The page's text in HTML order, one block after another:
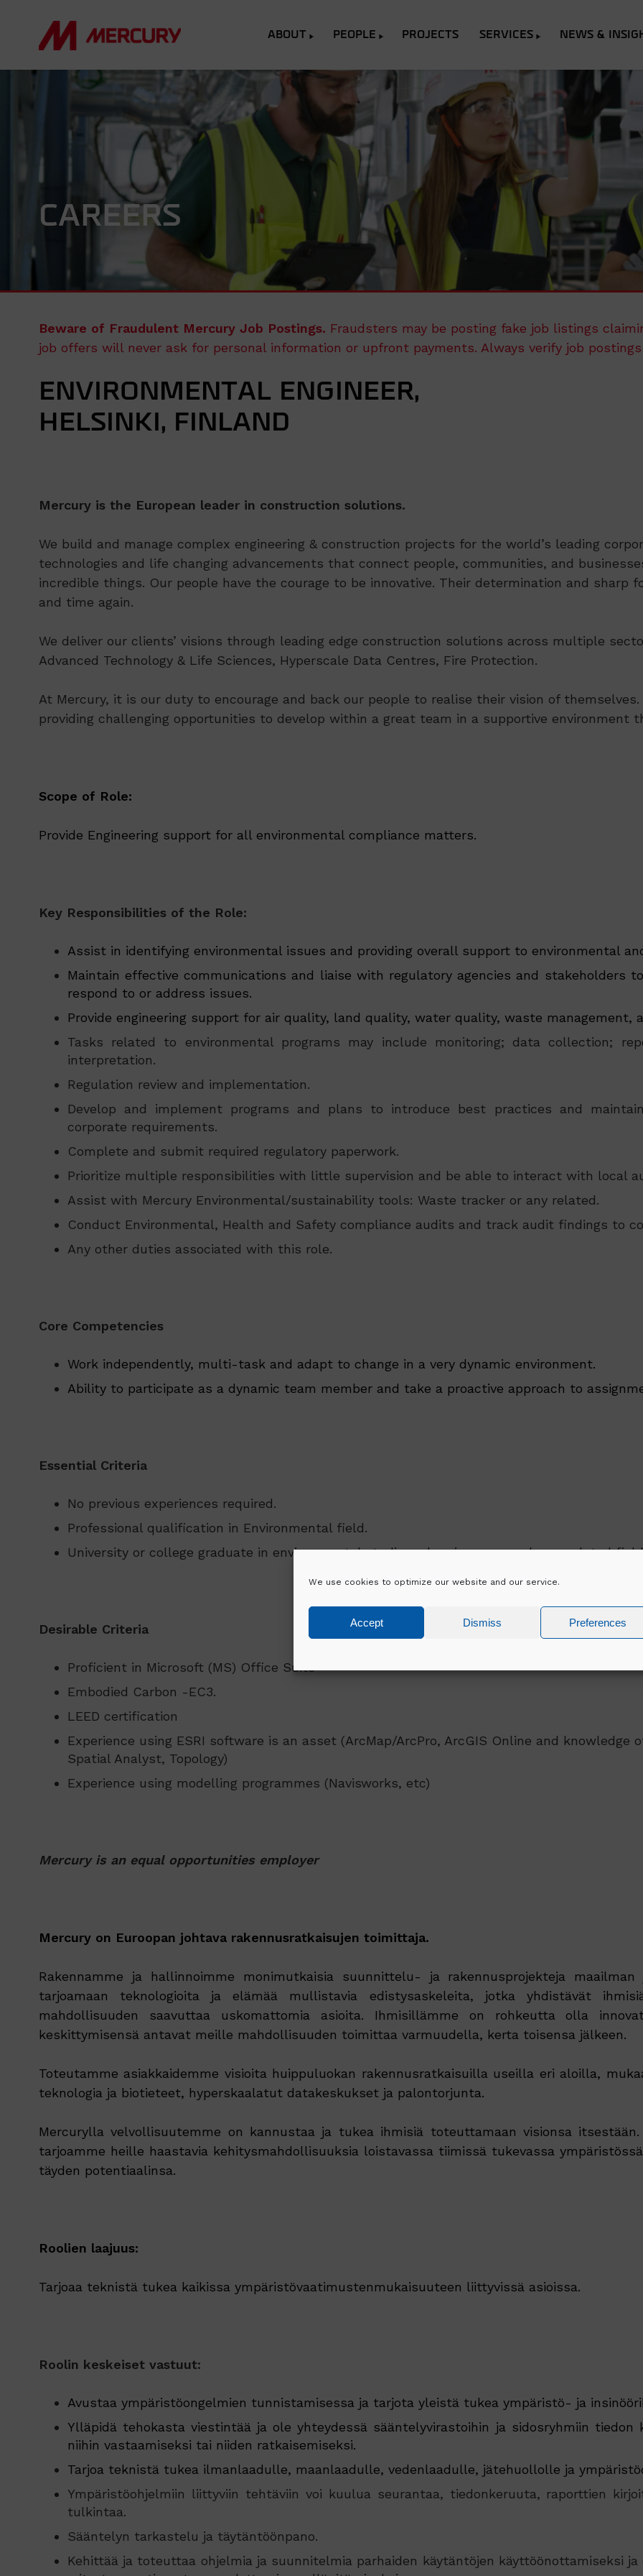
We use cookies to optimize our website and our service.
Accept Dismiss Preferences
ABOUT PEOPLE PROJECTS SERVICES NEWS &
CAREERS
Beware of Fraudulent Mercury Job Postings. Fraudsters may be posting fake job listings
job offers will never ask for personal information or upfront payments. Always verify job
ENVIRONMENTAL ENGINEER,
HELSINKI, FINLAND
Mercury is the European leader in construction solutions.
We build and manage complex engineering & construction projects for the world’s leading
technologies and life changing advancements that connect people, communities, and
incredible things. Our people have the courage to be innovative. Their determination and
and time again.
We deliver our clients’ visions through leading edge construction solutions across multiple
Advanced Technology & Life Sciences, Hyperscale Data Centres, Fire Protection.
At Mercury, it is our duty to encourage and back our people to realise their vision of
providing challenging opportunities to develop within a great team in a supportive
Scope of Role:
Provide Engineering support for all environmental compliance matters.
Key Responsibilities of the Role:
Assist in identifying environmental issues and providing overall support to environmental
Maintain effective communications and liaise with regulatory agencies and stakeholders
respond to or address issues.
Provide engineering support for air quality, land quality, water quality, waste management,
Tasks related to environmental programs may include monitoring; data collection;
interpretation.
Regulation review and implementation.
Develop and implement programs and plans to introduce best practices and
corporate requirements.
Complete and submit required regulatory paperwork.
Prioritize multiple responsibilities with little supervision and be able to interact with local
Assist with Mercury Environmental/sustainability tools: Waste tracker or any related.
Conduct Environmental, Health and Safety compliance audits and track audit findings to
Any other duties associated with this role.
Core Competencies
Work independently, multi-task and adapt to change in a very dynamic environment.
Ability to participate as a dynamic team member and take a proactive approach to
Essential Criteria
No previous experiences required.
Professional qualification in Environmental field.
University or college graduate in environmental studies, planning, geography, or related field
Desirable Criteria
Proficient in Microsoft (MS) Office Suite
Embodied Carbon -EC3.
LEED certification
Experience using ESRI software is an asset (ArcMap/ArcPro, ArcGIS Online and knowledge
Spatial Analyst, Topology)
Experience using modelling programmes (Navisworks, etc)
Mercury is an equal opportunities employer
Mercury on Euroopan johtava rakennusratkaisujen toimittaja.
Rakennamme ja hallinnoimme monimutkaisia ​​suunnittelu- ja rakennusprojekteja
tarjoamaan teknologioita ja elämää mullistavia edistysaskeleita, jotka yhdistävät
mahdollisuuden saavuttaa uskomattomia asioita. Ihmisillämme on rohkeutta olla
keskittymisensä antavat meille mahdollisuuden toimittaa varmuudella, kerta toisensa jälkeen.
Toteutamme asiakkaidemme visioita huippuluokan rakennusratkaisuilla useilla eri aloilla,
teknologia ja biotieteet, hyperskaalatut datakeskukset ja palontorjunta.
Mercurylla velvollisuutemme on kannustaa ja tukea ihmisiä toteuttamaan visionsa
tarjoamme heille haastavia kehitysmahdollisuuksia loistavassa tiimissä tukevassa
täyden potentiaalinsa.
Roolien laajuus:
Tarjoaa teknistä tukea kaikissa ympäristövaatimustenmukaisuuteen liittyvissä asioissa.
Roolin keskeiset vastuut:
Avustaa ympäristöongelmien tunnistamisessa ja tarjota yleistä tukea ympäristö- ja
Ylläpidä tehokasta viestintää ja ole yhteydessä sääntelyvirastoihin ja sidosryhmiin tiedon
niihin vastaamiseksi tai niiden ratkaisemiseksi.
Tarjoa teknistä tukea ilmanlaadulle, maanlaadulle, vedenlaadulle, jätehuollolle ja
Ympäristöohjelmiin liittyviin tehtäviin voi kuulua seurantaa, tiedonkeruuta, raporttien
tulkintaa.
Sääntelyn tarkastelu ja täytäntöönpano.
Kehittää ja toteuttaa ohjelmia ja suunnitelmia parhaiden käytäntöjen käyttöönottamiseksi